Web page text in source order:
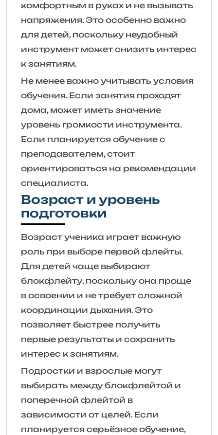
комфортным в руках и не вызывать
напряжения. Это особенно важно
для детей, поскольку неудобный
инструмент может снизить интерес
к занятиям.
Не менее важно учитывать условия
обучения. Если занятия проходят
дома, может иметь значение
уровень громкости инструмента.
Если планируется обучение с
преподавателем, стоит
ориентироваться на рекомендации
специалиста.
Возраст и уровень
подготовки
Возраст ученика играет важную
роль при выборе первой флейты.
Для детей чаще выбирают
блокфлейту, поскольку она проще
в освоении и не требует сложной
координации дыхания. Это
позволяет быстрее получить
первые результаты и сохранить
интерес к занятиям.
Подростки и взрослые могут
выбирать между блокфлейтой и
поперечной флейтой в
зависимости от целей. Если
планируется серьёзное обучение,